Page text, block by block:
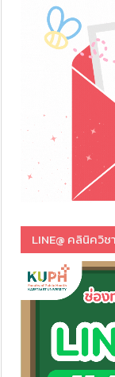
LINE@ คลินิควิช